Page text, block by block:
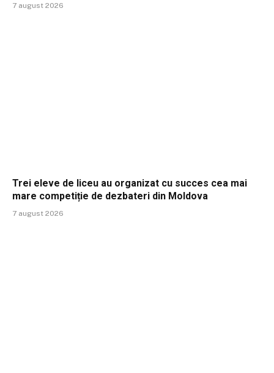
7 august 2026
Trei eleve de liceu au organizat cu succes cea mai
mare competiție de dezbateri din Moldova
7 august 2026